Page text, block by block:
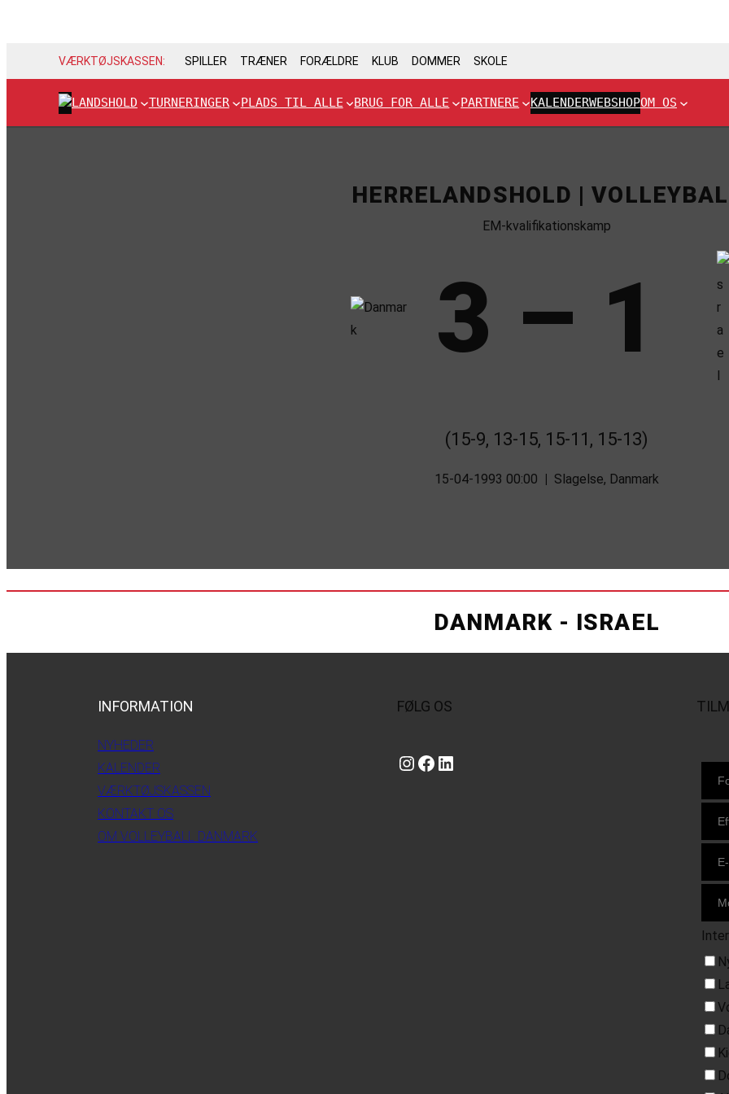
VÆRKTØJSKASSEN: SPILLER TRÆNER FORÆLDRE KLUB DOMMER SKOLE
LANDSHOLD TURNERINGER PLADS TIL ALLE BRUG FOR ALLE PARTNERE KALENDERWEBSHOPOM OS
HERRELANDSHOLD |
EM-kvalifikationskamp
3 – 1
(15-9, 13-15, 15-11, 15-13)
15-04-1993 00:00 Slagelse, Danmark
DANMARK - ISRAEL
INFORMATION
NYHEDER
KALENDER
VÆRKTØJSKASSEN
KONTAKT OS
OM VOLLEYBALL DANMARK
FØLG OS
Instagram https://www.facebook.com/danishbeachvolleytour LinkedIn